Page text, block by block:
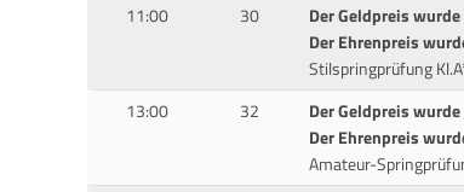
11:00 30
Der Geldpreis
Der Ehrenpreis
Stilspringprüfung
13:00 32
Der Geldpreis
Der Ehrenpreis
Amateur-